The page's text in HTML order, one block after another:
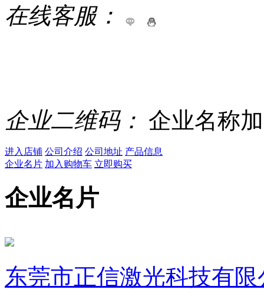
在线客服：
企业二维码： 企业名称
进入店铺 公司介绍 公司地址 产品信息
企业名片 加入购物车 立即购买
企业名片
东莞市正信激光科技有限